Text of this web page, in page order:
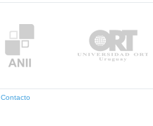
Contacto